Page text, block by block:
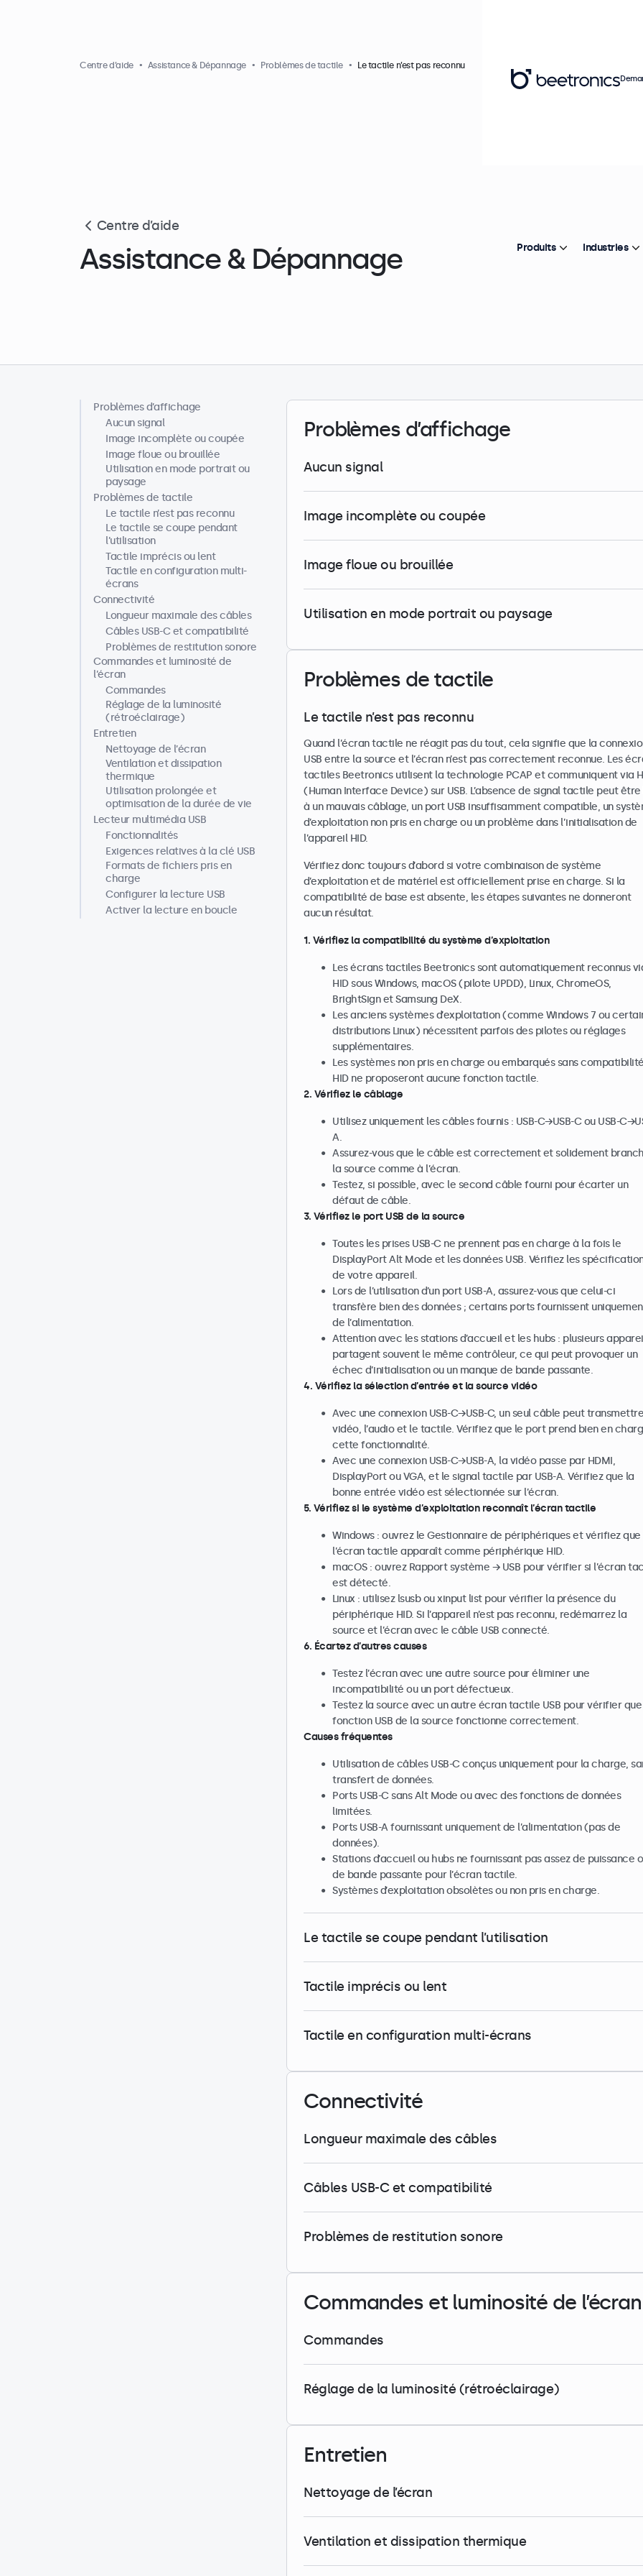
Centre d’aide Assistance & Dépannage Problèmes de tactile Le tactile n’est pas reconnu
Centre d’aide
Assistance & Dépannage
Centre d’aide
Problèmes d’affichage
Aucun signal
Image incomplète ou coupée
Image floue ou brouillée
Utilisation en mode portrait ou
paysage
Problèmes de tactile
Le tactile n’est pas reconnu
Le tactile se coupe pendant
l’utilisation
Tactile imprécis ou lent
Tactile en configuration multi-
écrans
Connectivité
Longueur maximale des câbles
Câbles USB-C et compatibilité
Problèmes de restitution sonore
Commandes et luminosité de
l’écran
Commandes
Réglage de la luminosité
(rétroéclairage)
Entretien
Nettoyage de l’écran
Ventilation et dissipation
thermique
Utilisation prolongée et
optimisation de la durée de vie
Lecteur multimédia USB
Fonctionnalités
Exigences relatives à la clé USB
Formats de fichiers pris en
charge
Configurer la lecture USB
Activer la lecture en boucle
Problèmes d’affichage
Aucun signal
Image incomplète ou coupée
Image floue ou brouillée
Utilisation en mode portrait ou paysage
Problèmes de tactile
Le tactile n’est pas reconnu
Quand l’écran tactile ne réagit pas du tout, cela signifie que la
USB entre la source et l’écran n’est pas correctement reconnue. Les
tactiles Beetronics utilisent la technologie PCAP et communiquent via
(Human Interface Device) sur USB. L’absence de signal tactile peut
à un mauvais câblage, un port USB insuffisamment compatible, un
d’exploitation non pris en charge ou un problème dans l’initialisation de
l’appareil HID.
Vérifiez donc toujours d’abord si votre combinaison de système
d’exploitation et de matériel est officiellement prise en charge. Si la
compatibilité de base est absente, les étapes suivantes ne donneront
aucun résultat.
1. Vérifiez la compatibilité du système d’exploitation
Les écrans tactiles Beetronics sont automatiquement reconnus
HID sous Windows, macOS (pilote UPDD), Linux, ChromeOS,
BrightSign et Samsung DeX.
Les anciens systèmes d’exploitation (comme Windows 7 ou
distributions Linux) nécessitent parfois des pilotes ou réglages
supplémentaires.
Les systèmes non pris en charge ou embarqués sans compatibilité
HID ne proposeront aucune fonction tactile.
2. Vérifiez le câblage
Utilisez uniquement les câbles fournis : USB-C→USB-C ou USB-
A.
Assurez-vous que le câble est correctement et solidement
la source comme à l’écran.
Testez, si possible, avec le second câble fourni pour écarter un
défaut de câble.
3. Vérifiez le port USB de la source
Toutes les prises USB-C ne prennent pas en charge à la fois le
DisplayPort Alt Mode et les données USB. Vérifiez les
de votre appareil.
Lors de l’utilisation d’un port USB-A, assurez-vous que celui-ci
transfère bien des données ; certains ports fournissent
de l’alimentation.
Attention avec les stations d’accueil et les hubs : plusieurs
partagent souvent le même contrôleur, ce qui peut provoquer un
échec d’initialisation ou un manque de bande passante.
4. Vérifiez la sélection d’entrée et la source vidéo
Avec une connexion USB-C→USB-C, un seul câble peut
vidéo, l’audio et le tactile. Vérifiez que le port prend bien en
cette fonctionnalité.
Avec une connexion USB-C→USB-A, la vidéo passe par HDMI,
DisplayPort ou VGA, et le signal tactile par USB-A. Vérifiez que la
bonne entrée vidéo est sélectionnée sur l’écran.
5. Vérifiez si le système d’exploitation reconnaît l’écran tactile
Windows : ouvrez le Gestionnaire de périphériques et vérifiez que
l’écran tactile apparaît comme périphérique HID.
macOS : ouvrez Rapport système → USB pour vérifier si l’écran
est détecté.
Linux : utilisez lsusb ou xinput list pour vérifier la présence du
périphérique HID. Si l’appareil n’est pas reconnu, redémarrez la
source et l’écran avec le câble USB connecté.
6. Écartez d’autres causes
Testez l’écran avec une autre source pour éliminer une
incompatibilité ou un port défectueux.
Testez la source avec un autre écran tactile USB pour vérifier
fonction USB de la source fonctionne correctement.
Causes fréquentes
Utilisation de câbles USB-C conçus uniquement pour la charge,
transfert de données.
Ports USB-C sans Alt Mode ou avec des fonctions de données
limitées.
Ports USB-A fournissant uniquement de l’alimentation (pas de
données).
Stations d’accueil ou hubs ne fournissant pas assez de puissance
de bande passante pour l’écran tactile.
Systèmes d’exploitation obsolètes ou non pris en charge.
Le tactile se coupe pendant l’utilisation
Tactile imprécis ou lent
Tactile en configuration multi-écrans
Connectivité
Longueur maximale des câbles
Câbles USB-C et compatibilité
Problèmes de restitution sonore
Commandes et luminosité de l’écran
Commandes
Réglage de la luminosité (rétroéclairage)
Entretien
Nettoyage de l’écran
Ventilation et dissipation thermique
Produits Industries